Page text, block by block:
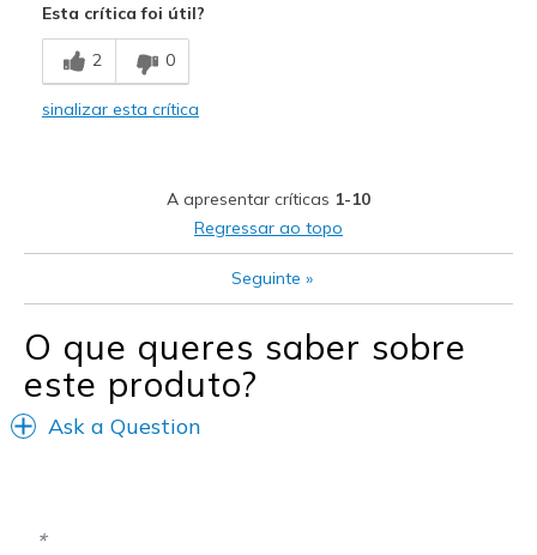
Esta crítica foi útil?
2 0
sinalizar esta crítica
A apresentar críticas 1-10
Regressar ao topo
Seguinte »
O que queres saber sobre
este produto?
Ask a Question